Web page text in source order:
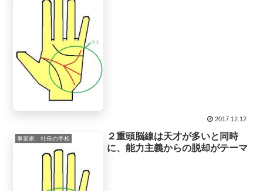
2017.12.12
事業家、社長の手相
２重頭脳線は天才が多いと同時
に、能力主義からの脱却がテーマ